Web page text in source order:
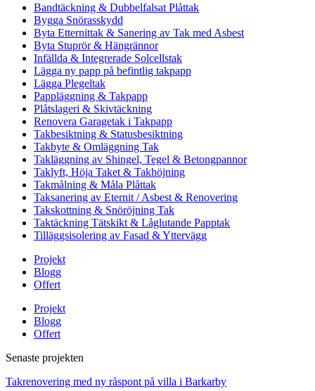
Bandtäckning & Dubbelfalsat Plåttak
Bygga Snörasskydd
Byta Etternittak & Sanering av Tak med Asbest
Byta Stuprör & Hängrännor
Infällda & Integrerade Solcellstak
Lägga ny papp på befintlig takpapp
Lägga Plegeltak
Pappläggning & Takpapp
Plåtslageri & Skivtäckning
Renovera Garagetak i Takpapp
Takbesiktning & Statusbesiktning
Takbyte & Omläggning Tak
Takläggning av Shingel, Tegel & Betongpannor
Taklyft, Höja Taket & Takhöjning
Takmålning & Måla Plåttak
Taksanering av Eternit / Asbest & Renovering
Takskottning & Snöröjning Tak
Taktäckning Tätskikt & Låglutande Papptak
Tilläggsisolering av Fasad & Yttervägg
Projekt
Blogg
Offert
Projekt
Blogg
Offert
Senaste projekten
Takrenovering med ny råspont på villa i Barkarby